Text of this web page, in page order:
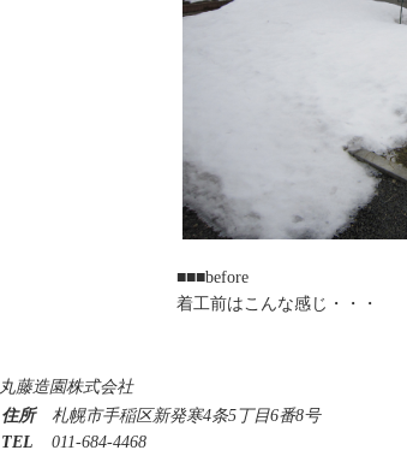
■■■before
着工前はこんな感じ・・・
丸藤造園株式会社
住所
札幌市手稲区新発寒4条5丁目6番8号
TEL
011-684-4468